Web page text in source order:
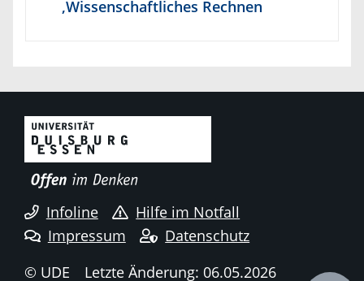
,Wissenschaftliches Rechnen
Infoline
Hilfe im Notfall
Impressum
Datenschutz
© UDE
Letzte Änderung: 06.05.2026